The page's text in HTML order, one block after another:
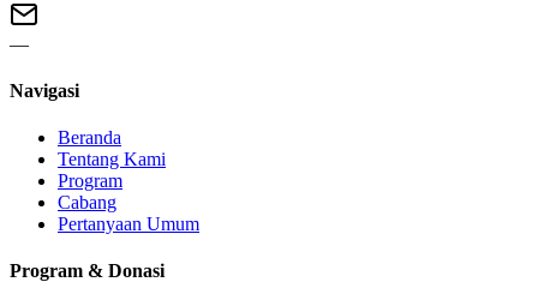
—
Navigasi
Beranda
Tentang Kami
Program
Cabang
Pertanyaan Umum
Program & Donasi